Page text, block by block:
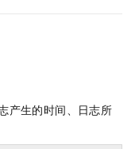
产生的时间、日志所